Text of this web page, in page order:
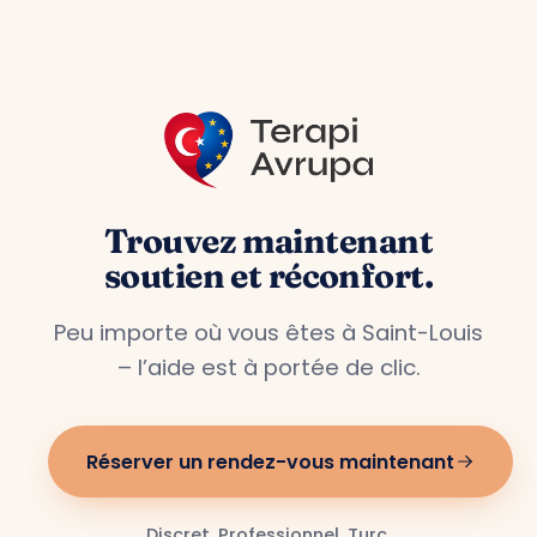
Trouvez maintenant
soutien et réconfort.
Peu importe où vous êtes à Saint-Louis
– l’aide est à portée de clic.
Réserver un rendez-vous maintenant